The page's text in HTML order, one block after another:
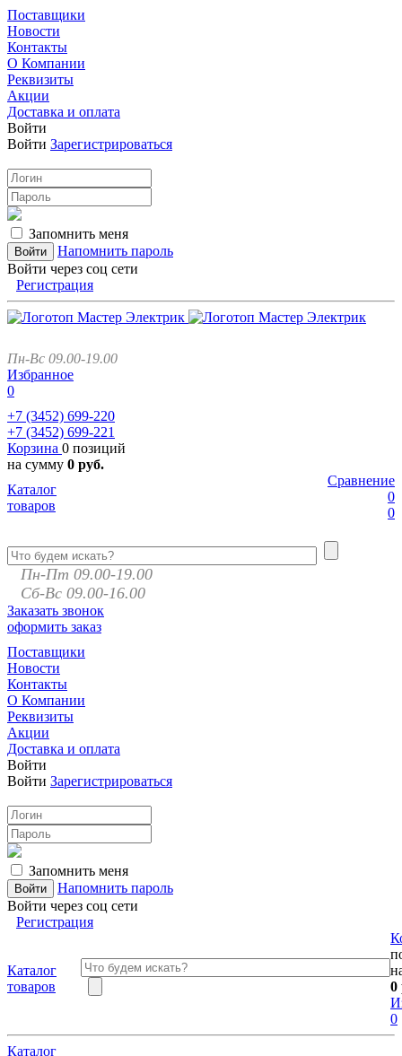
Поставщики
Новости
Контакты
О Компании
Реквизиты
Акции
Доставка и оплата
Войти
Войти Зарегистрироваться
Запомнить меня
Напомнить пароль
Войти через соц сети
Регистрация
Пн-Вс 09.00-19.00
Избранное
0
+7 (3452) 699-220
+7 (3452) 699-221
Корзина 0 позиций
на сумму 0 руб.
Сравнение
0
0
Каталог
товаров
Пн-Пт 09.00-19.00
Сб-Вс 09.00-16.00
Заказать звонок
оформить заказ
Поставщики
Новости
Контакты
О Компании
Реквизиты
Акции
Доставка и оплата
Войти
Войти Зарегистрироваться
Запомнить меня
Напомнить пароль
Войти через соц сети
Регистрация
Каталог
товаров
0
0
Каталог